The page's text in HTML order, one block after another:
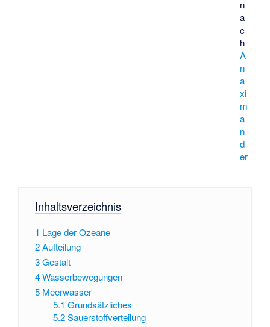
n
a
c
h
A
n
a
xi
m
a
n
d
er
Inhaltsverzeichnis
1 Lage der Ozeane
2Aufteilung
3Gestalt
4Wasserbewegungen
5 Meerwasser
5.1 Grundsätzliches
5.2 Sauerstoffverteilung